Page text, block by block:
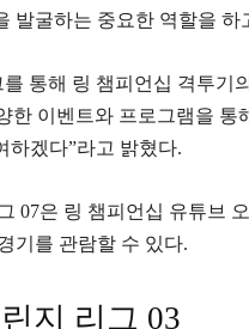
발굴하는 중요한 역할을 하
통해 링 챔피언십 격투기
한 이벤트와 프로그램을
하겠다”라고 밝혔다.
07은 링 챔피언십 유튜브
기를 관람할 수 있다.
지 리그 03